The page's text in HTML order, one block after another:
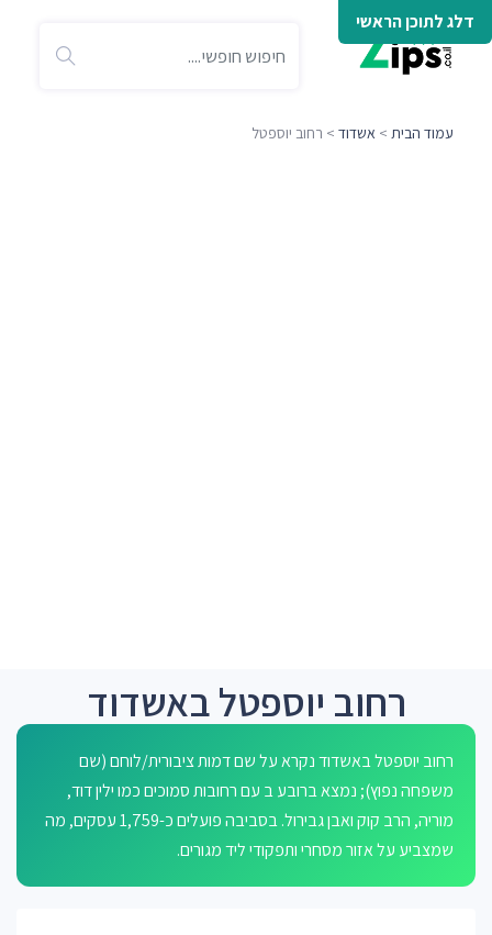
דלג לתוכן הראשי
עמוד הבית > אשדוד > רחוב יוספטל
רחוב יוספטל באשדוד
רחוב יוספטל באשדוד נקרא על שם דמות ציבורית/לוחם (שם
משפחה נפוץ); נמצא ברובע ב עם רחובות סמוכים כמו ילין דוד,
מוריה, הרב קוק ואבן גבירול. בסביבה פועלים כ-1,759 עסקים, מה
שמצביע על אזור מסחרי ותפקודי ליד מגורים.